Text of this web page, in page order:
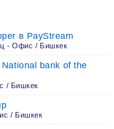
в PayStream
- Офис / Бишкек
bank of the
/ Бишкек
/ Бишкек